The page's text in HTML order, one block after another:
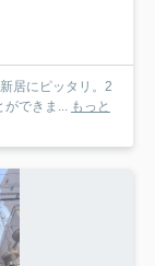
居にピッタリ。2
ができま... もっと